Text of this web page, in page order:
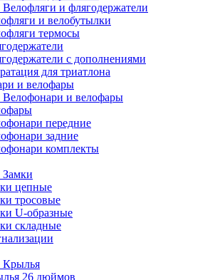
Велофляги и флягодержатели
и велобутылки
термосы
с дополнениями
для триатлона
и велофары
Велофонари и велофары
передние
задние
комплекты
Замки
цепные
тросовые
U-образные
складные
Крылья
26 дюймов